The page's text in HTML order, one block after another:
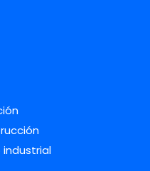
industrial